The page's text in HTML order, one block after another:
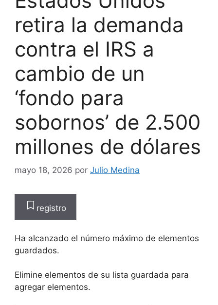
retira la demanda
contra el IRS a
cambio de un
‘fondo para
sobornos’ de 2.500
millones de dólares
mayo 18, 2026 por Julio Medina
registro
Ha alcanzado el número máximo de elementos
guardados.
Elimine elementos de su lista guardada para
agregar elementos.